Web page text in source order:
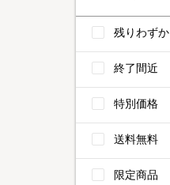
残りわずか
終了間近
特別価格
送料無料
限定商品